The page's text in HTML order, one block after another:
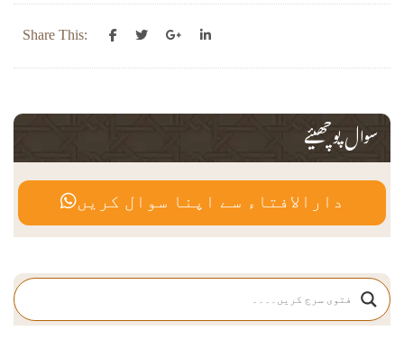
Share This:
سوال پوچھیئے
دارالافتاء سے اپنا سوال کریں